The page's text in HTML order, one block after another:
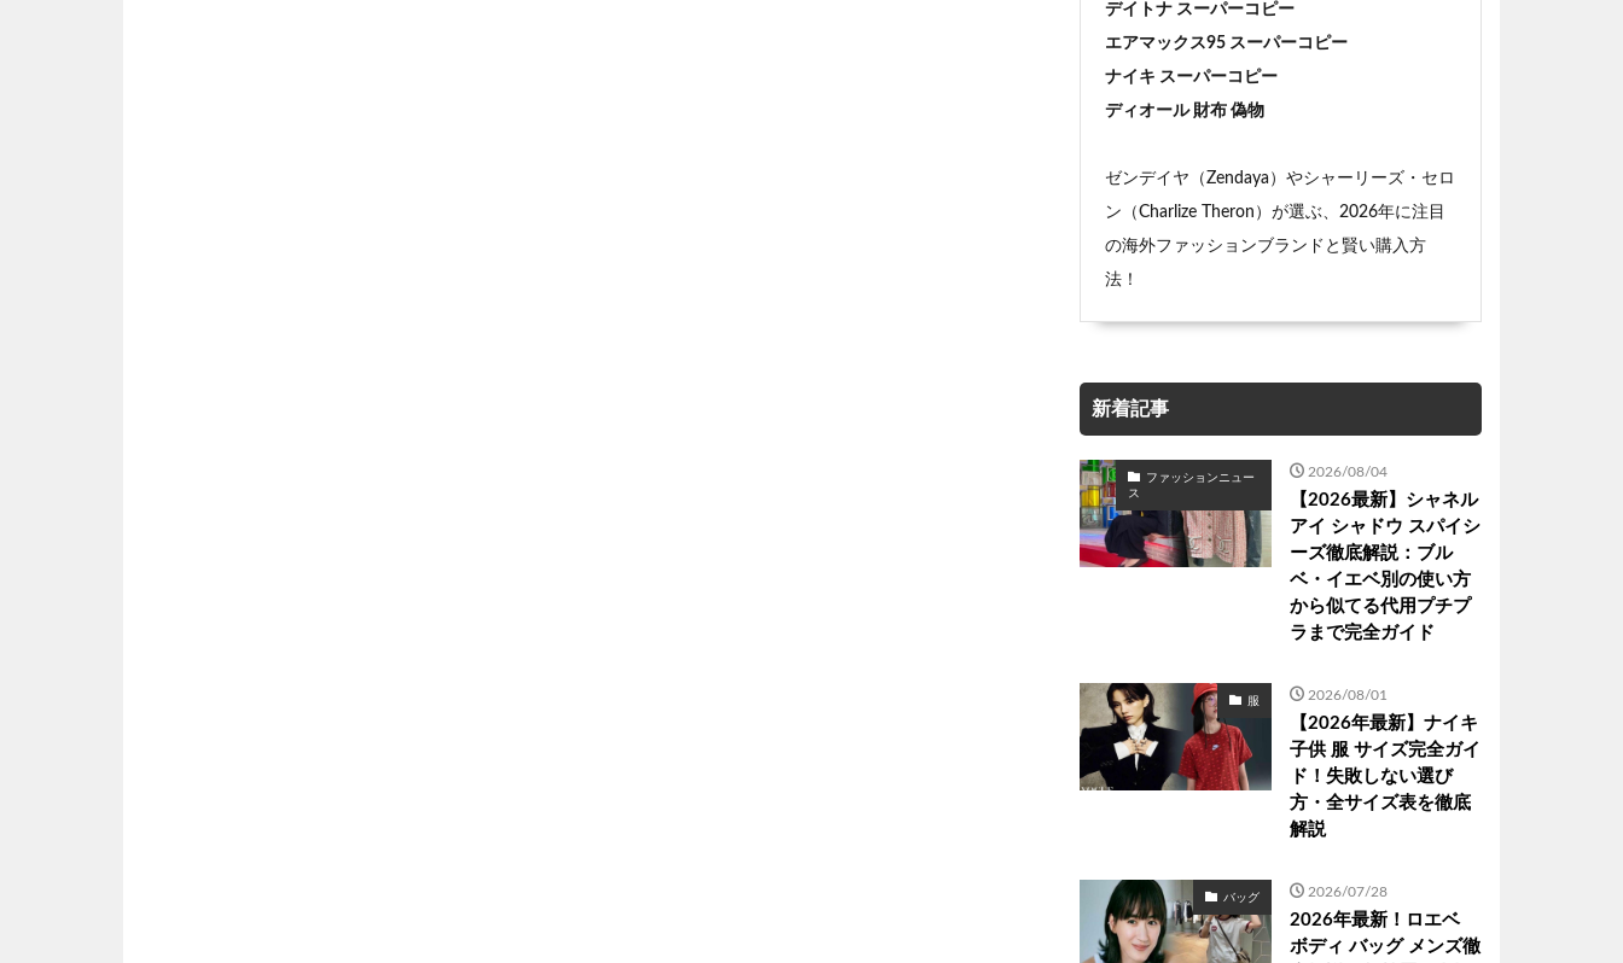
デイトナ スーパーコピー
エアマックス95 スーパーコピー
ナイキ スーパーコピー
ディオール 財布 偽物
ゼンデイヤ（Zendaya）やシャーリーズ・セロ
ン（Charlize Theron）が選ぶ、2026年に注目
の海外ファッションブランドと賢い購入方
法！
新着記事
ファッションニュー
ス
2026/08/04
【2026最新】シャネル
アイ シャドウ スパイシ
ーズ徹底解説：ブル
ベ・イエベ別の使い方
から似てる代用プチプ
ラまで完全ガイド
服 2026/08/01
【2026年最新】ナイキ
子供 服 サイズ完全ガイ
ド！失敗しない選び
方・全サイズ表を徹底
解説
バッグ 2026/07/28
2026年最新！ロエベ
ボディ バッグ メンズ徹